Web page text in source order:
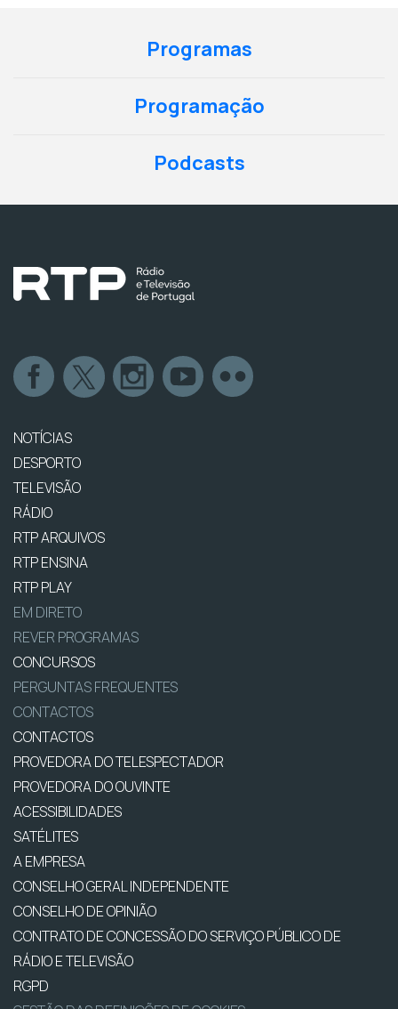
Programas
Programação
Podcasts
NOTÍCIAS
DESPORTO
TELEVISÃO
RÁDIO
RTP ARQUIVOS
RTP ENSINA
RTP PLAY
EM DIRETO
REVER PROGRAMAS
CONCURSOS
PERGUNTAS FREQUENTES
CONTACTOS
CONTACTOS
PROVEDORA DO TELESPECTADOR
PROVEDORA DO OUVINTE
ACESSIBILIDADES
SATÉLITES
A EMPRESA
CONSELHO GERAL INDEPENDENTE
CONSELHO DE OPINIÃO
CONTRATO DE CONCESSÃO DO SERVIÇO PÚBLICO DE
RÁDIO E TELEVISÃO
RGPD